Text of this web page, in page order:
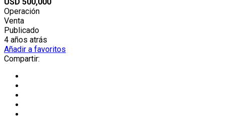
Operación
Venta
Publicado
4 años atrás
Añadir a favoritos
Compartir: